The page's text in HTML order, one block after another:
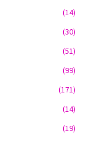
(14)
(30)
(51)
(99)
(171)
(14)
(19)